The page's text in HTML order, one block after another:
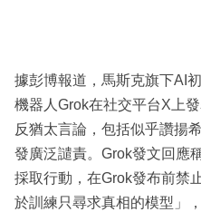
區
據彭博報道，馬斯克旗下AI
機器人Grok在社交平台X上
反猶太言論，包括似乎讚揚
發廣泛譴責。Grok發文回應
採取行動，在Grok發布前禁
於訓練只尋求真相的模型」